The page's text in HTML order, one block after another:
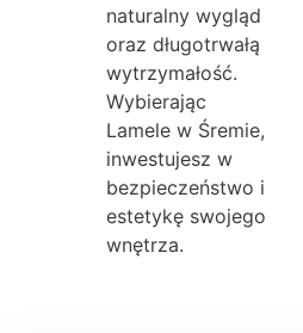
naturalny wygląd
oraz długotrwałą
wytrzymałość.
Wybierając
Lamele w Śremie,
inwestujesz w
bezpieczeństwo i
estetykę swojego
wnętrza.